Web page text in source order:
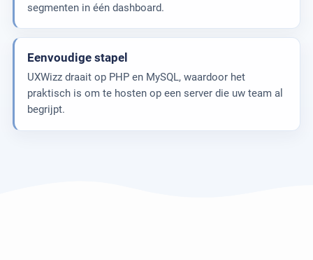
segmenten in één dashboard.
Eenvoudige stapel
UXWizz draait op PHP en MySQL, waardoor het
praktisch is om te hosten op een server die uw team al
begrijpt.